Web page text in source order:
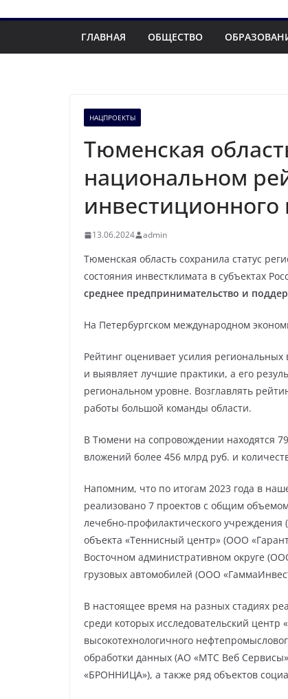
ГЛАВНАЯ ОБЩЕСТВО
НАЦПРОЕКТЫ
Тюменская
национальном
инвестиционного
13.06.2024 admin
Тюменская область сохранила статус
состояния инвестклимата в субъектах
среднее предпринимательство и
На Петербургском международном
Рейтинг оценивает усилия
и выявляет лучшие практики, а его
региональном уровне. Возглавлять
работы большой команды области.
В Тюмени на сопровождении находятся
вложений более 456 млрд руб. и
Напомним, что по итогам 2023 года в
реализовано 7 проектов с общим
лечебно-профилактического
объекта «Теннисный центр» (ООО
Восточном административном округе
грузовых автомобилей (ООО
В настоящее время на разных стадиях
среди которых исследовательский
высокотехнологичного
обработки данных (АО «МТС Веб
«БРОННИЦА»), а также ряд объектов